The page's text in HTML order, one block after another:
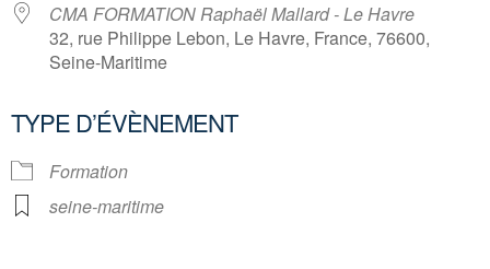
CMA FORMATION Raphaël Mallard - Le Havre
32, rue Philippe Lebon, Le Havre, France, 76600,
Seine-Maritime
TYPE D’ÉVÈNEMENT
Formation
seine-maritime